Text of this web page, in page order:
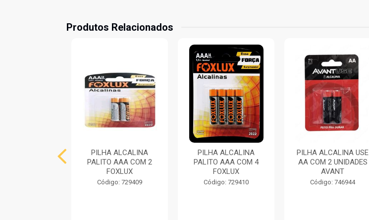
Produtos Relacionados
PILHA ALCALINA
PALITO AAA COM 2
FOXLUX
Código: 729409
PILHA ALCALINA
PALITO AAA COM 4
FOXLUX
Código: 729410
PILHA ALCALINA USE
AA COM 2 UNIDADES
AVANT
Código: 746944